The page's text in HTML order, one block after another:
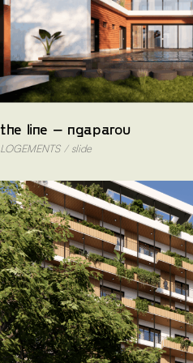
the line – ngaparou
LOGEMENTS slide